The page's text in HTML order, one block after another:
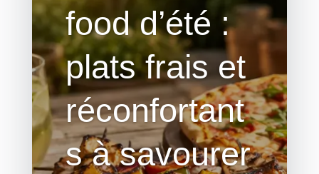
food d’été :
plats frais et
réconfortant
s à savourer